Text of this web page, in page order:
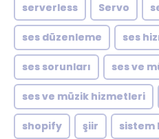
serverless Servo
ses düzenleme ses
ses sorunları ses ve
ses ve müzik hizmetleri
shopify şiir sistem